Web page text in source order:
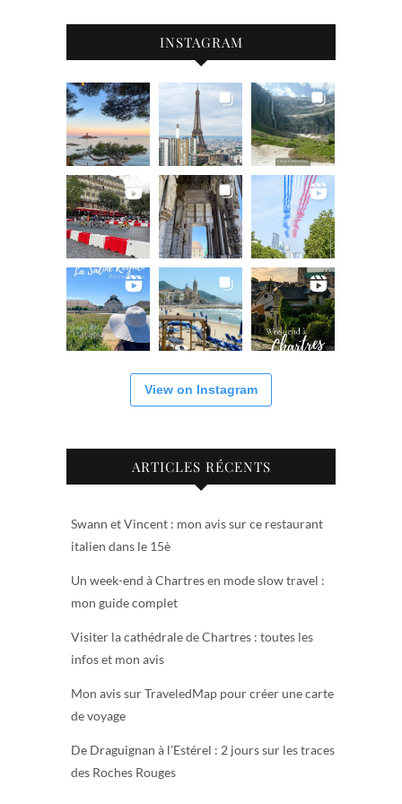
INSTAGRAM
View on Instagram
ARTICLES RÉCENTS
Swann et Vincent : mon avis sur ce restaurant
italien dans le 15è
Un week-end à Chartres en mode slow travel :
mon guide complet
Visiter la cathédrale de Chartres : toutes les
infos et mon avis
Mon avis sur TraveledMap pour créer une carte
de voyage
De Draguignan à l’Estérel : 2 jours sur les traces
des Roches Rouges